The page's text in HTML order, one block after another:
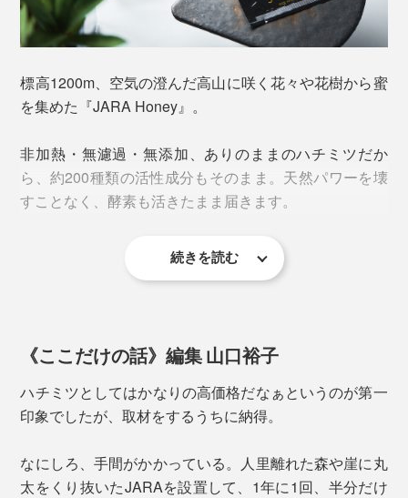
人工的なものから隔離し、自然の環境にこだわった厳し
ない、希少なハチミツです。
このJARAによるハチミツ生産技術は、ジョージア文化
遺産保護庁から無形文化遺産に認定され、EUオーガニ
食べきりやすい5ｇ入り。高級感のあるギフトBOX入り
なので、取引先への手土産などにも向いています。
複雑で芳醇な味わいなのに、すっきりとした甘さで、口
の中に後味が残ることもなく、スイーツとしても最高。
そのおいしさは、ジョージア・アジャラ地方の大自然
性の掛け合わせによる賜物。
標高1200m、空気の澄んだ高山に咲く花々や花樹から蜜
を集めた『JARA Honey』。
非加熱・無濾過・無添加、ありのままのハチミツだか
ら、約200種類の活性成分もそのまま。天然パワーを壊
すことなく、酵素も活きたまま届きます。
壁の材料になっている「蜜ロウ」は、働きバチの腹部の
腺から分泌されたもので、ビタミンやミネラルが豊富。
コスメなどの原料としても使われています。
もの。採取された巣には、ハチそのものは入っていませ
ん。
続きを読む
《ここだけの話》編集 山口裕子
ハチミツとしてはかなりの高価格だなぁというのが第一
印象でしたが、取材をするうちに納得。
なにしろ、手間がかかっている。人里離れた森や崖に丸
太をくり抜いたJARAを設置して、1年に1回、半分だけ